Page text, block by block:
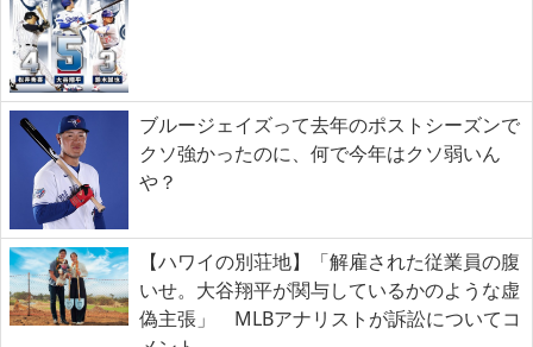
ブルージェイズって去年のポストシーズンで
クソ強かったのに、何で今年はクソ弱いん
や？
【ハワイの別荘地】「解雇された従業員の腹
いせ。大谷翔平が関与しているかのような虚
偽主張」 MLBアナリストが訴訟についてコ